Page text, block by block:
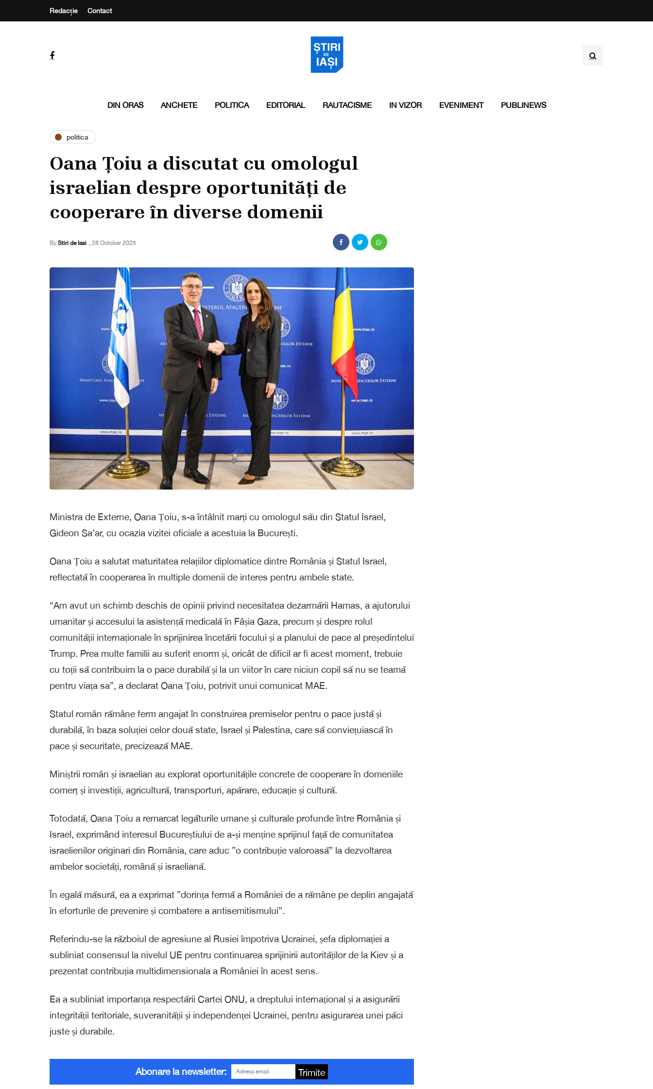
Redacție Contact
DIN ORAS ANCHETE POLITICA EDITORIAL RAUTACISME IN VIZOR EVENIMENT PUBLINEWS
politica
Oana Țoiu a discutat cu omologul
israelian despre oportunități de
cooperare în diverse domenii
By Stiri de Iasi , 28 October 2025
Ministra de Externe, Oana Țoiu, s-a întâlnit marți cu omologul său din Statul Israel,
Gideon Sa’ar, cu ocazia vizitei oficiale a acestuia la București.
Oana Țoiu a salutat maturitatea relațiilor diplomatice dintre România și Statul Israel,
reflectată în cooperarea în multiple domenii de interes pentru ambele state.
“Am avut un schimb deschis de opinii privind necesitatea dezarmării Hamas, a ajutorului
umanitar și accesului la asistență medicală în Fâșia Gaza, precum și despre rolul
comunității internaționale în sprijinirea încetării focului și a planului de pace al președintelui
Trump. Prea multe familii au suferit enorm și, oricât de dificil ar fi acest moment, trebuie
cu toții să contribuim la o pace durabilă și la un viitor în care niciun copil să nu se teamă
pentru viața sa”, a declarat Oana Țoiu, potrivit unui comunicat MAE.
Statul român rămâne ferm angajat în construirea premiselor pentru o pace justă și
durabilă, în baza soluției celor două state, Israel și Palestina, care să conviețuiască în
pace și securitate, precizează MAE.
Miniștrii român și israelian au explorat oportunitățile concrete de cooperare în domeniile
comerț și investiții, agricultură, transporturi, apărare, educație și cultură.
Totodată, Oana Țoiu a remarcat legăturile umane și culturale profunde între România și
Israel, exprimând interesul Bucureștiului de a-și menține sprijinul față de comunitatea
israelienilor originari din România, care aduc ”o contribuție valoroasă” la dezvoltarea
ambelor societăți, română și israeliană.
În egală măsură, ea a exprimat ”dorința fermă a României de a rămâne pe deplin angajată
în eforturile de prevenire și combatere a antisemitismului”.
Referindu-se la războiul de agresiune al Rusiei împotriva Ucrainei, șefa diplomației a
subliniat consensul la nivelul UE pentru continuarea sprijinirii autorităților de la Kiev și a
prezentat contribuția multidimensionala a României în acest sens.
Ea a subliniat importanța respectării Cartei ONU, a dreptului internațional și a asigurării
integrității teritoriale, suveranității și independenței Ucrainei, pentru asigurarea unei păci
juste și durabile.
Abonare la newsletter: Trimite